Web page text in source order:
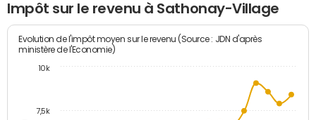
Impôt sur le revenu à Sathonay-Village
Evolution de l'impôt moyen sur le revenu (Source : JDN d'après
ministère de l'Economie)
7,5k
10k